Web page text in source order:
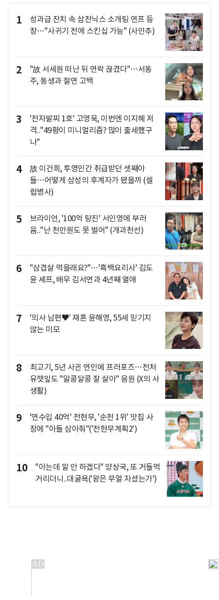
1
성과급 잔치 속 삼전닉스 소개팅 연프 등
장…"사귀기 전에 스킨십 가능" (사만추)
2
"故 서세원 떠난 뒤 연락 끊겼다"…서동
주, 동생과 절연 고백
3
'전자발찌 1호' 고영욱, 이번엔 이지혜 저
격.."49평이 미니멀리즘? 많이 출세했구
나"
4
故 이건희, 투명인간 취급받던 셋째아
들…어떻게 삼성의 후계자가 됐을까 (셀
럽병사)
5
브라이언, '100억 탕진' 서인영에 부러
움.."난 천만원도 못 벌어" (개과천선)
6
"삼겹살 먹을래요?"…'흑백요리사' 김도
윤 셰프, 배우 김서연과 4년째 열애
7
'의사 남편♥' 재혼 윤해영, 55세 믿기지
않는 미모
8
최고기, 5년 사귄 연인에 프러포즈…전처
유깻잎도 "알콩달콩 잘 살아" 응원 (X의 사
생활)
9
'연수입 40억' 전현무, '순천 1위' 맛집 사
장에 "아들 삼아줘"('전현무계획2')
10
"아는데 말 안 하겠다" 양상국, 또 거들먹
거리더니..대굴욕('왕은 무얼 자셨는가')